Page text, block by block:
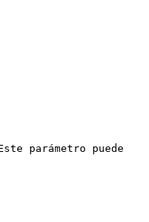
parámetro puede